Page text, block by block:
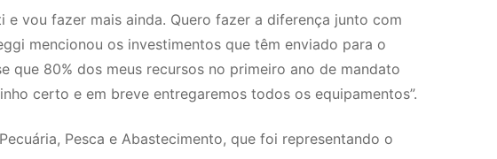
vou fazer mais ainda. Quero fazer a diferença junto com
mencionou os investimentos que têm enviado para o
que 80% dos meus recursos no primeiro ano de mandato
certo e em breve entregaremos todos os equipamentos”.
Pesca e Abastecimento, que foi representando o